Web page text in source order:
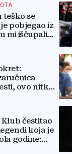
teško se
pobjegao iz
mi iščupali
ovo nitko
čestitao
koja je
godine: